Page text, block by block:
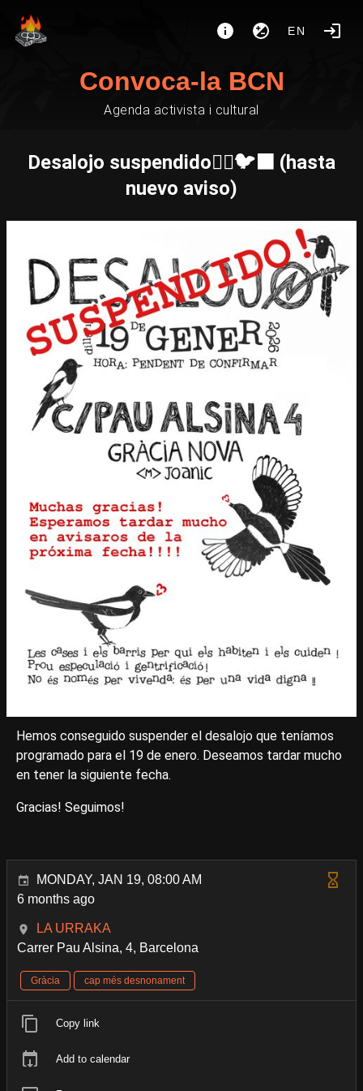
EN
Convoca-la BCN
Agenda activista i cultural
Desalojo suspendido❤️‍🔥🐦‍⬛ (hasta
nuevo aviso)
Hemos conseguido suspender el desalojo que teníamos
programado para el 19 de enero. Deseamos tardar mucho
en tener la siguiente fecha.
Gracias! Seguimos!
MONDAY, JAN 19, 08:00 AM
6 months ago
LA URRAKA
Carrer Pau Alsina, 4, Barcelona
Gràcia cap més desnonament
Copy link
Add to calendar